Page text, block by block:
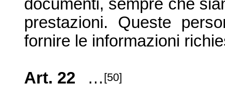
documenti, sempre che
prestazioni. Queste
fornire le informazioni
Art. 22 … [50]